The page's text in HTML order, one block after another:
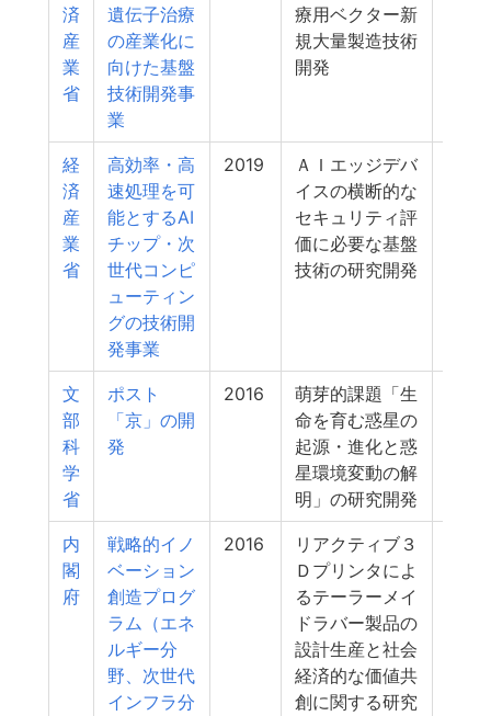
済
産
業
省
遺伝子治療
の産業化に
向けた基盤
技術開発事
業
療用ベクター新
規大量製造技術
開発
経
済
産
業
省
高効率・高
速処理を可
能とするAI
チップ・次
世代コンピ
ューティン
グの技術開
発事業
2019
ＡＩエッジデバ
イスの横断的な
セキュリティ評
価に必要な基盤
技術の研究開発
文
部
科
学
省
ポスト
「京」の開
発
2016
萌芽的課題「生
命を育む惑星の
起源・進化と惑
星環境変動の解
明」の研究開発
内
閣
府
戦略的イノ
ベーション
創造プログ
ラム（エネ
ルギー分
野、次世代
インフラ分
2016
リアクティブ３
Ｄプリンタによ
るテーラーメイ
ドラバー製品の
設計生産と社会
経済的な価値共
創に関する研究